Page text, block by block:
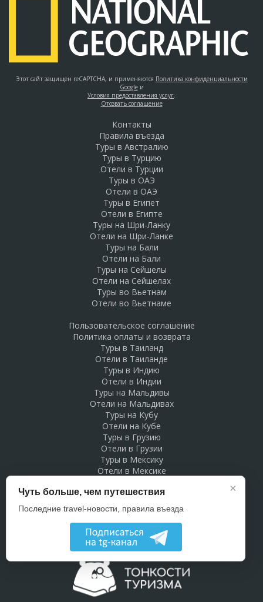
Этот сайт защищен reCAPTCHA, и применяются Политика конфиденциальности
Googleи
Условия предоставления услуг.
Отозвать соглашение
Контакты
Правила въезда
Туры в Австралию
Туры в Турцию
Отели в Турции
Туры в ОАЭ
Отели в ОАЭ
Туры в Египет
Отели в Египте
Туры на Шри-Ланку
Отели на Шри-Ланке
Туры на Бали
Отели на Бали
Туры на Сейшелы
Отели на Сейшелах
Туры во Вьетнам
Отели во Вьетнаме
Пользовательское соглашение
Политика оплаты и возврата
Туры в Таиланд
Отели в Таиланде
Туры в Индию
Отели в Индии
Туры на Мальдивы
Отели на Мальдивах
Туры на Кубу
Отели на Кубе
Туры в Грузию
Отели в Грузии
Туры в Мексику
Отели в Мексике
Отели в Доминикане
Отели в Беларуси
Рекламодателям
×
Чуть больше, чем путешествия
Последние travel-новости, правила въезда